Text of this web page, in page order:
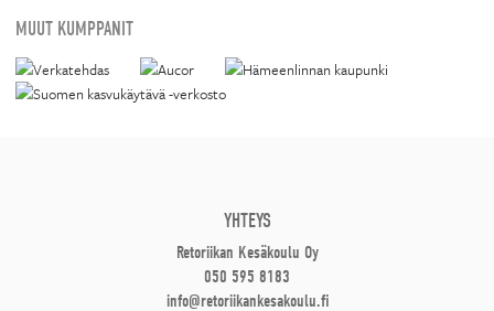
MUUT KUMPPANIT
YHTEYS
Retoriikan Kesäkoulu Oy
050 595 8183
info@retoriikankesakoulu.fi